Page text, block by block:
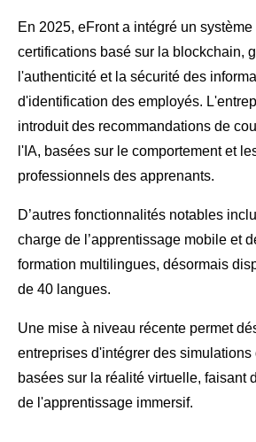
En 2025, eFront a intégré un
certifications basé sur la blockchain,
l'authenticité et la sécurité des
d'identification des employés.
introduit des recommandations de
l'IA, basées sur le comportement et
professionnels des apprenants.
D’autres fonctionnalités notables
charge de l’apprentissage mobile et
formation multilingues, désormais
de 40 langues.
Une mise à niveau récente permet
entreprises d'intégrer des simulations
basées sur la réalité virtuelle, faisant
de l'apprentissage immersif.